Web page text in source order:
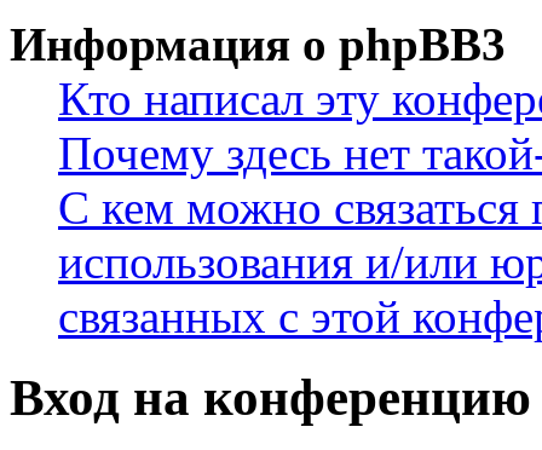
Информация о phpBB3
Кто написал эту
Почему здесь нет
С кем можно связаться
использования и/или
связанных с этой
Вход на конференцию